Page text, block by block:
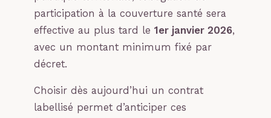
participation à la couverture santé sera
effective au plus tard le 1er janvier 2026,
avec un montant minimum fixé par
décret.
Choisir dès aujourd’hui un contrat
labellisé permet d’anticiper ces